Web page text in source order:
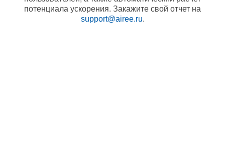
потенциала ускорения. Закажите свой отчет на
support@airee.ru.